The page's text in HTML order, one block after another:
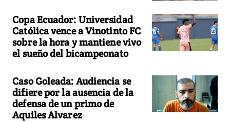
Copa Ecuador: Universidad
Católica vence a Vinotinto FC
sobre la hora y mantiene vivo
el sueño del bicampeonato
Caso Goleada: Audiencia se
difiere por la ausencia de la
defensa de un primo de
Aquiles Alvarez